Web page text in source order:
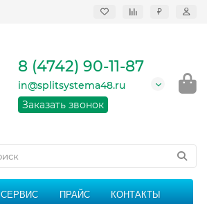
₽
кондиционеров в
области
График работы: 9:00 -
21:00 без перерыва и
8 (4742) 90-11-87
in@splitsystema48.ru
Заказать звонок
СЕРВИС ПРАЙС КОНТАКТЫ